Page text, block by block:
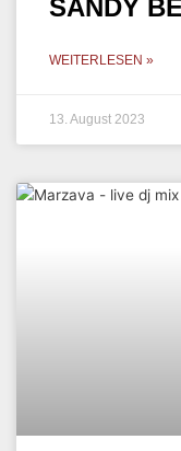
SANDY
WEITERLESEN »
13. August 2023